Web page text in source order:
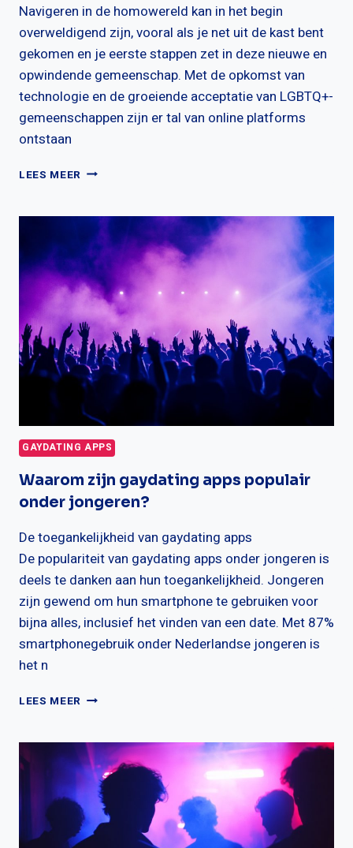
Navigeren in de homowereld kan in het begin
overweldigend zijn, vooral als je net uit de kast bent
gekomen en je eerste stappen zet in deze nieuwe en
opwindende gemeenschap. Met de opkomst van
technologie en de groeiende acceptatie van LGBTQ+-
gemeenschappen zijn er tal van online platforms
ontstaan
LEES MEER WAAROM
EEN
GAY
DATING
WEBSITE?
ONTDEK
DE
VOOR…
GAYDATING APPS
Waarom zijn gaydating apps populair
onder jongeren?
De toegankelijkheid van gaydating apps
De populariteit van gaydating apps onder jongeren is
deels te danken aan hun toegankelijkheid. Jongeren
zijn gewend om hun smartphone te gebruiken voor
bijna alles, inclusief het vinden van een date. Met 87%
smartphonegebruik onder Nederlandse jongeren is
het n
LEES MEER WAAROM
APPS
POPULAIR
ONDER
JONGEREN?